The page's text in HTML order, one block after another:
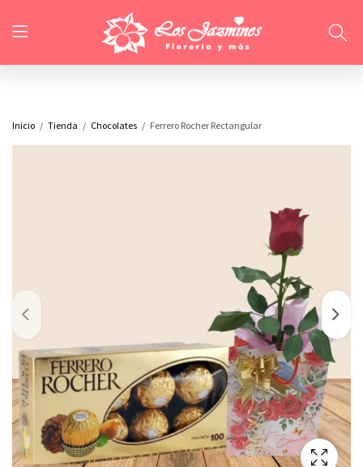
Inicio Tienda Chocolates Ferrero Rocher Rectangular